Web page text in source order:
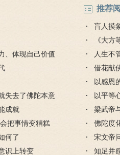
、体现自己价值
失去了佛陀本意
成就
把事情变糟糕
何了
识上转变
推荐
盲人摸
《大
人生不
对待
借花献
灯佛
以感恩
以平等
梁武帝
是哪个
佛陀度
宋文帝
知足并